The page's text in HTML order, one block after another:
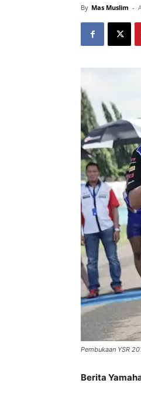
By Mas Muslim -
Pembukaan YSR
Berita